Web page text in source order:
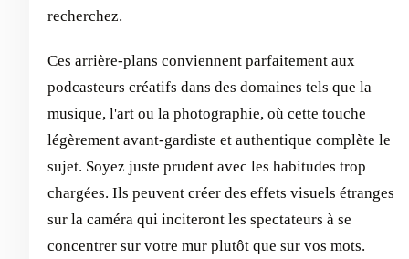
recherchez.
Ces arrière-plans conviennent parfaitement aux
podcasteurs créatifs dans des domaines tels que la
musique, l'art ou la photographie, où cette touche
légèrement avant-gardiste et authentique complète le
sujet. Soyez juste prudent avec les habitudes trop
chargées. Ils peuvent créer des effets visuels étranges
sur la caméra qui inciteront les spectateurs à se
concentrer sur votre mur plutôt que sur vos mots.